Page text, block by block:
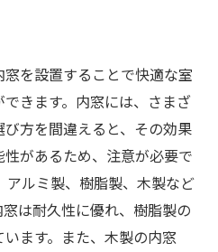
を設置することで快適な室
きます。内窓には、さまざ
方を間違えると、その効果
があるため、注意が必要で
アルミ製、樹脂製、木製など
は耐久性に優れ、樹脂製の
ます。また、木製の内窓